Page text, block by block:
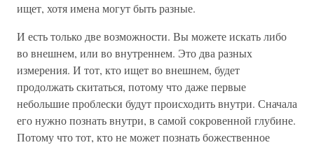
ищет, хотя имена могут быть разные.
И есть только две возможности. Вы можете искать либо
во внешнем, или во внутреннем. Это два разных
измерения. И тот, кто ищет во внешнем, будет
продолжать скитаться, потому что даже первые
небольшие проблески будут происходить внутри. Сначала
его нужно познать внутри, в самой сокровенной глубине.
Потому что тот, кто не может познать божественное